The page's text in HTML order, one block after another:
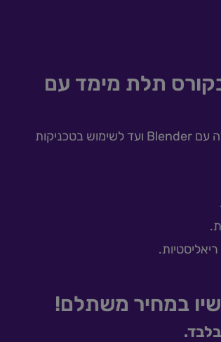
תלת מימד עם
בקורס תלמדו את יסודות העבודה עם Blender ועד לשימוש בטכניקות
במחיר משתלם!